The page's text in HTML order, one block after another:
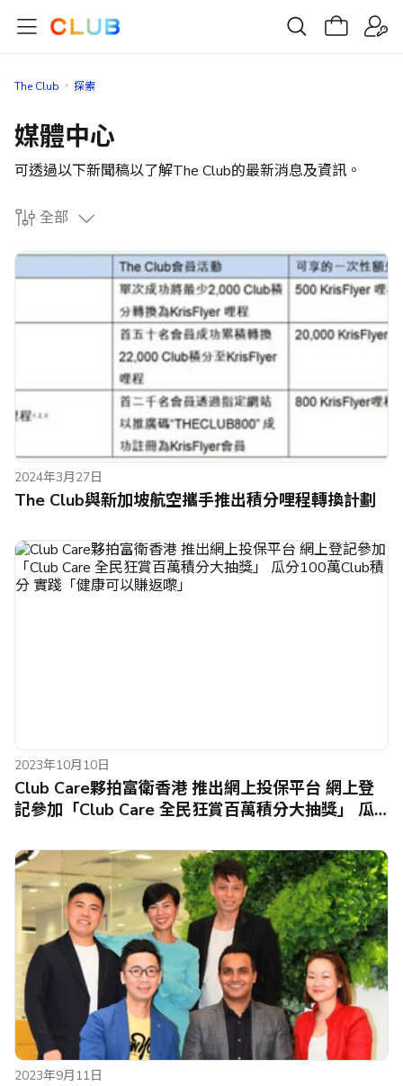
The Club 探索
媒體中心
可透過以下新聞稿以了解The Club的最新消息及資訊。
全部
2024年3月27日
The Club與新加坡航空攜手推出積分哩程轉換計劃
2023年10月10日
Club Care夥拍富衛香港 推出網上投保平台 網上登
記參加「Club Care 全民狂賞百萬積分大抽獎」 瓜
2023年9月11日